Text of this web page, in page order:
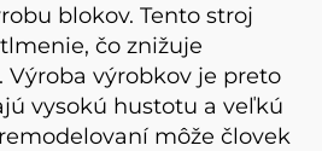
blokov. Tento stroj
čo znižuje
Výroba výrobkov je preto
vysokú hustotu a veľkú
môže človek